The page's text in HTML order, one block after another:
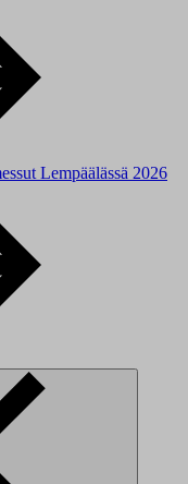
Lempäälässä 2026